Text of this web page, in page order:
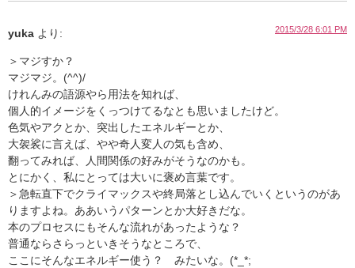
yuka より: 2015/3/28 6:01 PM
＞マジすか？
マジマジ。(^^)/
けれんみの語源やら用法を知れば、
個人的イメージをくっつけてるなとも思いましたけど。
色気やアクとか、突出したエネルギーとか、
大袈裟に言えば、やや奇人変人の気も含め、
翻ってみれば、人間関係の好みがそうなのかも。
とにかく、私にとっては大いに褒め言葉です。
＞急転直下でクライマックスや終局落とし込んでいくというのがあ
りますよね。ああいうパターンとか大好きだな。
本のプロセスにもそんな流れがあったような？
普通ならさらっといきそうなところで、
ここにそんなエネルギー使う？ みたいな。(*_*;